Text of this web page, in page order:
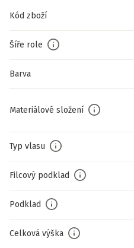
Kód zboží
Šíře role
Barva
Materiálové složení
Typ vlasu
Filcový podklad
Podklad
Celková výška